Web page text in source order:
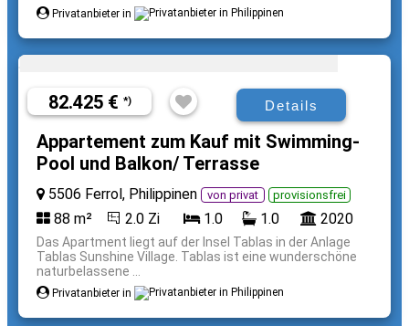
Privatanbieter in
82.425 € *) Details
Appartement zum Kauf mit Swimming-
Pool und Balkon/ Terrasse
5506 Ferrol, Philippinen von privat provisionsfrei
88 m² 2.0 Zi 1.0 1.0 2020
Das Apartment liegt auf der Insel Tablas in der Anlage
Tablas Sunshine Village. Tablas ist eine wunderschöne
naturbelassene ...
Privatanbieter in